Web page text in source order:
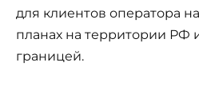
для клиентов оператора
планах на территории РФ
границей.